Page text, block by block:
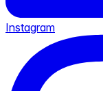
Instagram